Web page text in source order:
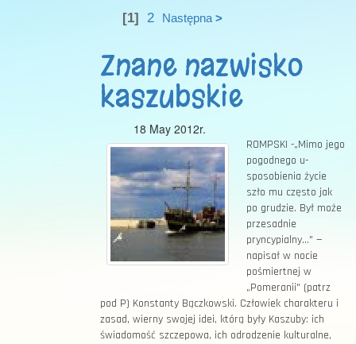
[1] 2 Następna >
Znane nazwisko
kaszubskie
18 May 2012r.
ROMPSKI -„Mimo jego
pogodnego u-
sposobienia życie
szło mu często jak
po grudzie. Był może
przesadnie
pryncypialny..." —
napisał w nocie
pośmiertnej w
„Pomeranii" (patrz
pod P) Konstanty Bączkowski. Człowiek charakteru i
zasad, wierny swojej idei, którą były Kaszuby: ich
świadomość szczepowa, ich odrodzenie kulturalne,